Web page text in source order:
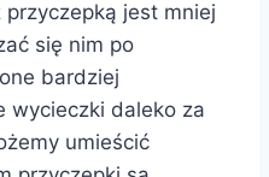
jest mniej
się nim po
bardziej
wycieczki daleko za
umieścić